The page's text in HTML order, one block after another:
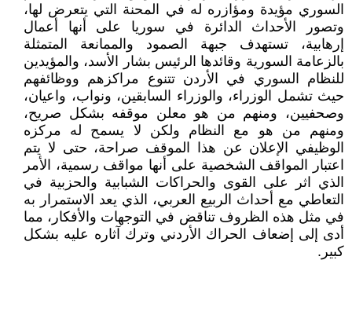
السوري مؤيدة ومؤازره له في المحنة التي يتعرض لها،
وتصور الأحداث الدائرة في سوريا على أنها أعمال
إرهابية، تستهدف جبهة الصمود والممانعة المتمثلة
بالزعامة السورية وقائدها الرئيس بشار الأسد، والمؤيدين
للنظام السوري في الأردن تتنوع مراكزهم ووظائفهم
حيث تشمل الوزراء، والوزراء السابقين، ونواب، واعيان،
وصحفيين، ومنهم من هو معلن موقفه بشكل صريح،
ومنهم من هو مع النظام ولكن لا يسمح له مركزه
الوظيفي الإعلان عن هذا الموقف صراحة، حتى لا يتم
اعتبار المواقف الشخصية على أنها مواقف رسمية، الأمر
الذي اثر على القوى والحراكات الشبابية والحزبية في
التعاطي مع أحداث الربيع العربي، الذي يعد الاستمرار به
في مثل هذه الظروف تناقض في التوجهات والأفكار، مما
أدى إلى إضعاف الحراك الأردني وترك آثاره عليه بشكل
كبير.